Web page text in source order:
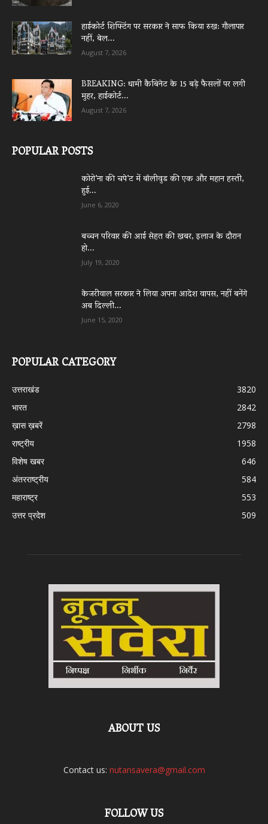
हाईकोर्ट शिफ्टिंग पर सरकार ने साफ किया रुख: गौलापार
नहीं, बेल...
August 7, 2026
BREAKING: धामी कैबिनेट के 15 बड़े फैसलों पर लगी
मुहर, हाईकोर्ट...
August 7, 2026
POPULAR POSTS
कोरो’ना की चपे’ट में बॉलीवुड की एक और महान हस्ती,
हुई...
June 6, 2020
बच्चन परिवार की आई सेहत की खबर, इलाज के दौरान
हो...
July 19, 2020
केजरीवाल सरकार ने लिया अपना आदेश वापस, नहीं बनेंगे
अब दिल्ली...
June 15, 2020
POPULAR CATEGORY
उत्तराखंड
3820
भारत
2842
ख़ास ख़बरें
2798
राष्ट्रीय
1958
विशेष खबर
646
अंतरराष्ट्रीय
584
महाराष्ट्र
553
उत्तर प्रदेश
509
ABOUT US
Contact us: nutansavera@gmail.com
FOLLOW US